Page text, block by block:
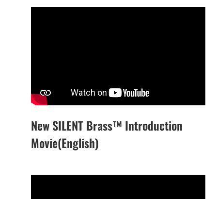
New SILENT Brass™ Introduction
Movie(English)